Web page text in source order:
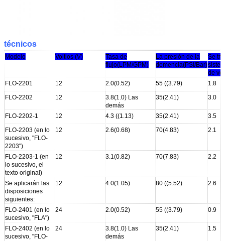
técnicos
Modelo Voltios (V)
Tasa de
flujo(LPM/GPM)
La presión de la
demencia(PSI/Bar)
Se
de
FLO-2201
12 2.0(0.52) 55 ((3.79)
1.8
FLO-2202
12
3.8(1.0) Las
demás
35(2.41) 3.0
FLO-2202-1 12 4.3 ((1.13) 35(2.41)
3.5
FLO-2203 (en lo
sucesivo, "FLO-
2203")
12 2.6(0.68) 70(4.83) 2.1
FLO-2203-1 (en
lo sucesivo, el
texto original)
12 3.1(0.82) 70(7.83) 2.2
Se aplicarán las
disposiciones
siguientes:
12 4.0(1.05) 80 ((5.52) 2.6
FLO-2401 (en lo
sucesivo, "FLA")
24 2.0(0.52) 55 ((3.79) 0.9
FLO-2402 (en lo
sucesivo, "FLO-
24
3.8(1.0) Las
demás
35(2.41) 1.5